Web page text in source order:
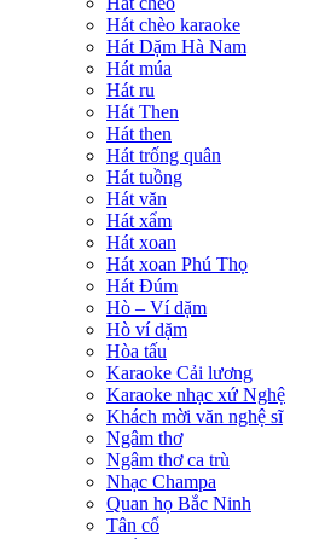
Hát chèo karaoke
Hát Dặm Hà Nam
Hát múa
Hát ru
Hát Then
Hát then
Hát trống quân
Hát tuồng
Hát văn
Hát xẩm
Hát xoan
Hát xoan Phú Thọ
Hát Đúm
Hò – Ví dặm
Hò ví dặm
Hòa tấu
Karaoke Cải lương
Karaoke nhạc xứ Nghệ
Khách mời văn nghệ sĩ
Ngâm thơ
Ngâm thơ ca trù
Nhạc Champa
Quan họ Bắc Ninh
Tân cổ